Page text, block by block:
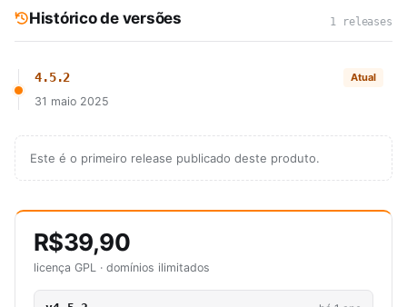
Histórico de versões 1 releases
4.5.2 Atual
31 maio 2025
Este é o primeiro release publicado deste produto.
R$39,90
licença GPL · domínios ilimitados